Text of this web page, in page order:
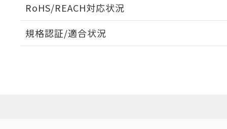
RoHS/REACH対応状況
EU RoHS 注意事項・凡例
規格認証/適合状況